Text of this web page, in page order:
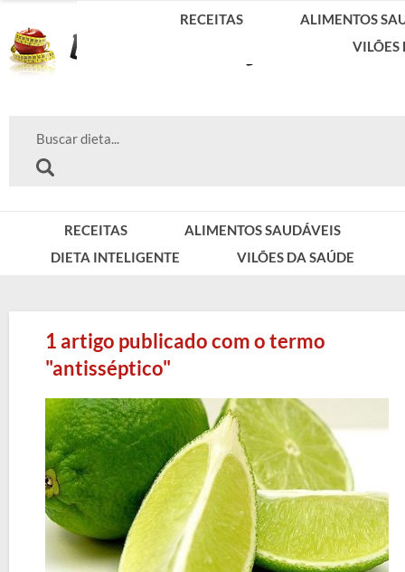
RECEITAS
ALIMENTOS SAUDÁVEIS
DIETA INTELIGENTE
VILÕES DA SAÚDE
RECEITAS
ALIMENTOS
VILÕES
1 artigo publicado com o termo
"antisséptico"